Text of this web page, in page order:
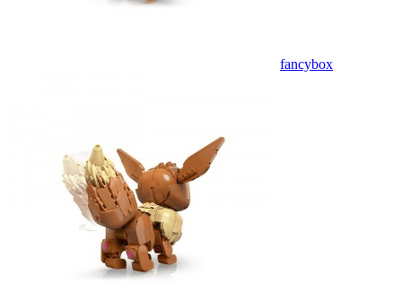
fancybox